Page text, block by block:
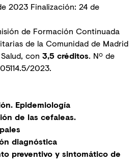
2023 Finalización: 24 de
de Formación Continuada
de la Comunidad de Madrid
con 3,5 créditos. Nº de
2023.
Epidemiología
de las cefaleas.
diagnóstica
preventivo y sintomático de